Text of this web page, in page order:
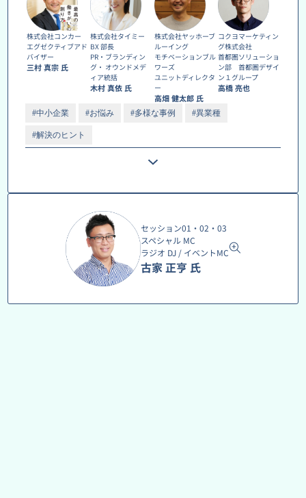
株式会社コンカー
エグゼクティブアド
バイザー
三村 真宗 氏
株式会社タイミー
BX 部長
PR・ブランディン
グ・ オウンドメデ
ィア統括
木村 真依 氏
株式会社ヤッホーブ
ルーイング
モチベーションブル
ワーズ
ユニットディレクタ
ー
高畑 健太郎 氏
コクヨマーケティン
グ株式会社
首都圏ソリューショ
ン部 首都圏デザイ
ン１グループ
高橋 亮也
#中小企業 #お悩み #多様な事例 #異業種
#解決のヒント
セッション01・02・03
スペシャル MC
ラジオ DJ / イベントMC
古家 正亨 氏